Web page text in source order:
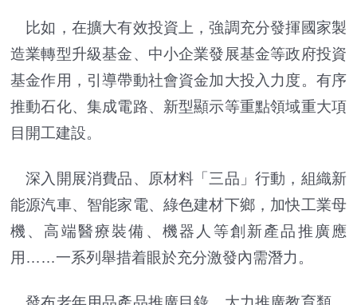
比如，在擴大有效投資上，強調充分發揮國家製
造業轉型升級基金、中小企業發展基金等政府投資
基金作用，引導帶動社會資金加大投入力度。有序
推動石化、集成電路、新型顯示等重點領域重大項
目開工建設。
深入開展消費品、原材料「三品」行動，組織新
能源汽車、智能家電、綠色建材下鄉，加快工業母
機、高端醫療裝備、機器人等創新產品推廣應
用……一系列舉措着眼於充分激發內需潛力。